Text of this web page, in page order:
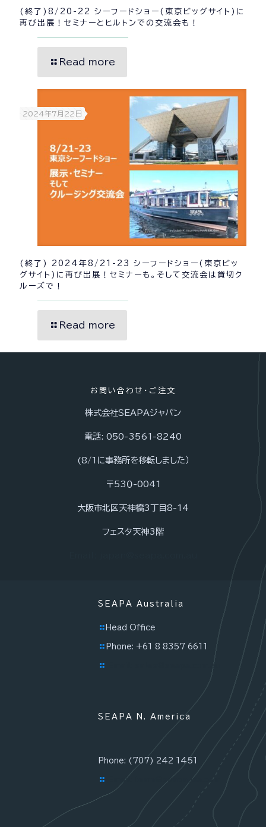
(終了)8/20-22 シーフードショー(東京ビッグサイト)に
再び出展！セミナーとヒルトンでの交流会も！
Read more
2024年7月22日
(終了) 2024年8/21-23 シーフードショー(東京ビッ
グサイト)に再び出展！セミナーも。そして交流会は貸切ク
ルーズで！
Read more
お問い合わせ・ご注文
株式会社SEAPAジャパン
電話: 050-3561-8240
(8/1に事務所を移転しました）
〒53０-0041
大阪市北区天神橋3丁目8-14
フェスタ天神3階
SEAPA Australia
Head Office
Phone: +61 8 8357 6611
SEAPA N. America
Phone: (707) 242 1451